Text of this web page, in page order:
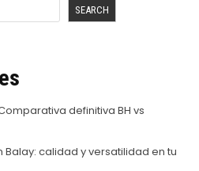
SEARCH
definitiva BH vs
calidad y versatilidad en tu